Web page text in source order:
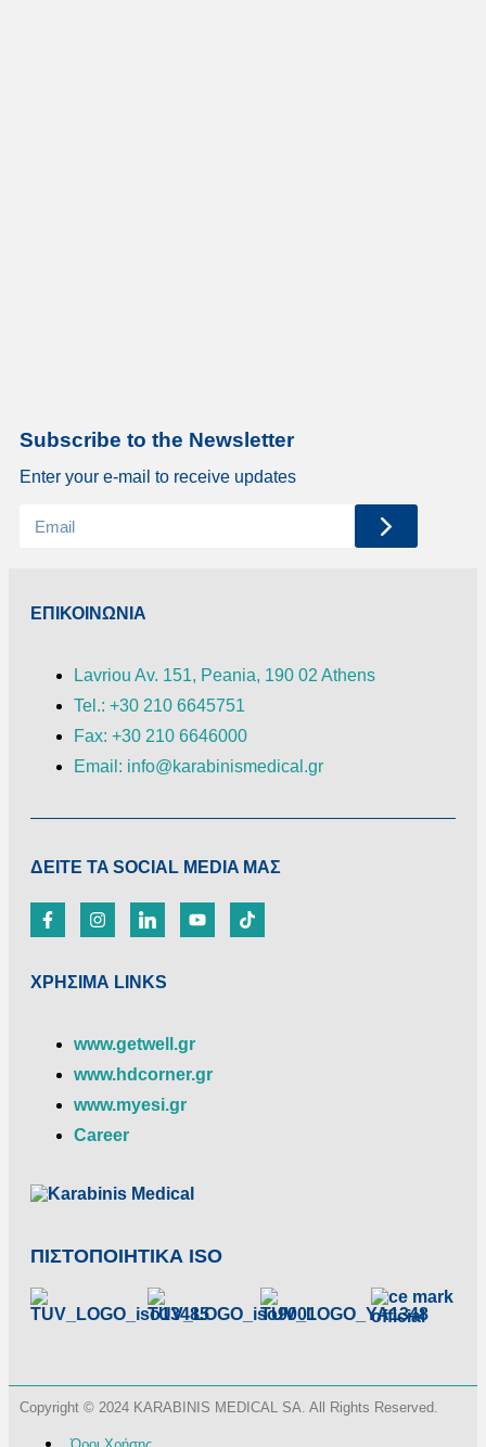
Subscribe to the Newsletter
Enter your e-mail to receive updates
ΕΠΙΚΟΙΝΩΝΙΑ
Lavriou Av. 151, Peania, 190 02 Athens
Tel.: +30 210 6645751
Fax: +30 210 6646000
Email: info@karabinismedical.gr
ΔEITE TA SOCIAL MEDIA ΜΑΣ
ΧΡΗΣΙΜΑ LINKS
www.getwell.gr
www.hdcorner.gr
www.myesi.gr
Career
ΠΙΣΤΟΠΟΙΗΤΙΚΑ ISO
Copyright © 2024 KARABINIS MEDICAL SA. All Rights Reserved.